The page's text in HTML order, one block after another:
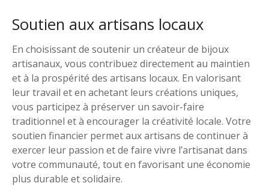
Soutien aux artisans locaux
En choisissant de soutenir un créateur de bijoux
artisanaux, vous contribuez directement au maintien
et à la prospérité des artisans locaux. En valorisant
leur travail et en achetant leurs créations uniques,
vous participez à préserver un savoir-faire
traditionnel et à encourager la créativité locale. Votre
soutien financier permet aux artisans de continuer à
exercer leur passion et de faire vivre l’artisanat dans
votre communauté, tout en favorisant une économie
plus durable et solidaire.